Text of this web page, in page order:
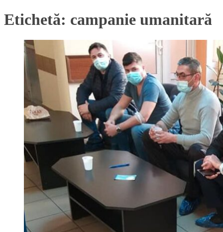
Etichetă: campanie umanitară